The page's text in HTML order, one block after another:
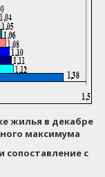
жилья в декабре
максимума
сопоставление с